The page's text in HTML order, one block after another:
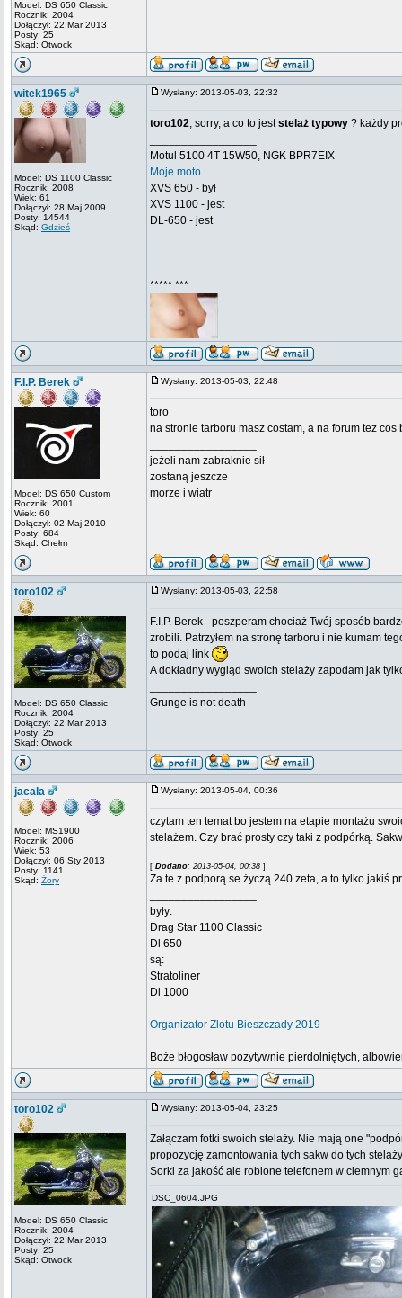
Model: DS 650 Classic
Rocznik: 2004
Dołączył: 22 Mar 2013
Posty: 25
Skąd: Otwock
witek1965
Model: DS 1100 Classic
Rocznik: 2008
Wiek: 61
Dołączył: 28 Maj 2009
Posty: 14544
Skąd: Gdzieś
Wysłany: 2013-05-03, 22:32
toro102, sorry, a co to jeststelaż typowy ? każdy
Motul 5100 4T 15W50, NGK BPR7EIX
Moje moto
XVS 650 - był
XVS 1100 - jest
DL-650 - jest
***** ***
F.I.P. Berek
Model: DS 650 Custom
Rocznik: 2001
Wiek: 60
Dołączył: 02 Maj 2010
Posty: 684
Skąd: Chełm
Wysłany: 2013-05-03, 22:48
toro
na stronie tarboru masz costam, a na forum tez cos
jeżeli nam zabraknie sił
zostaną jeszcze
morze i wiatr
toro102
Model: DS 650 Classic
Rocznik: 2004
Dołączył: 22 Mar 2013
Posty: 25
Skąd: Otwock
Wysłany: 2013-05-03, 22:58
F.I.P. Berek - poszperam chociaż Twój sposób
zrobili. Patrzyłem na stronę tarboru i nie kumam
to podaj link
A dokładny wygląd swoich stelaży zapodam jak
Grunge is not death
jacala
Model: MS1900
Rocznik: 2006
Wiek: 53
Dołączył: 06 Sty 2013
Posty: 1141
Skąd: Żory
Wysłany: 2013-05-04, 00:36
czytam ten temat bo jestem na etapie montażu
stelażem. Czy brać prosty czy taki z podpórką.
[ Dodano: 2013-05-04, 00:38 ]
Za te z podporą se życzą 240 zeta, a to tylko jakiś
były:
Drag Star 1100 Classic
Dl 650
są:
Stratoliner
Dl 1000
Organizator Zlotu Bieszczady 2019
Boże błogosław pozytywnie pierdolniętych,
toro102
Model: DS 650 Classic
Rocznik: 2004
Dołączył: 22 Mar 2013
Posty: 25
Skąd: Otwock
Wysłany: 2013-05-04, 23:25
Załączam fotki swoich stelaży. Nie mają one
propozycję zamontowania tych sakw do tych
Sorki za jakość ale robione telefonem w ciemnym
DSC_0604.JPG